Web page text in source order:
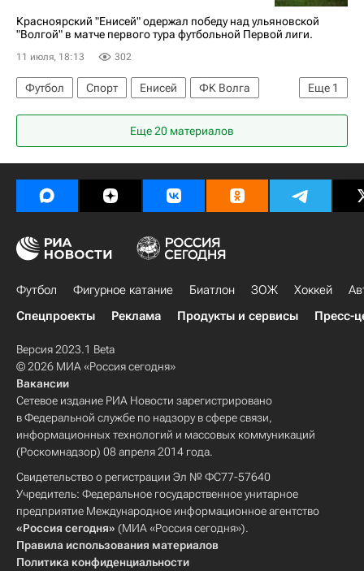
Красноярский "Енисей" одержал победу над ульяновской
"Волгой" в матче первого тура футбольной Первой лиги.
11 июля, 18:13 302
Еще 1
Футбол Спорт Енисей
ФК Волга
Первая лига
Еще 20 материалов
Футбол Фигурное катание Биатлон ЗОЖ Хоккей
Спецпроекты
Реклама Продукты и сервисы Пресс-
Версия 2023.1 Beta
© 2026 МИА «Россия сегодня»
Вакансии
Сетевое издание РИА Новости зарегистрировано
в Федеральной службе по надзору в сфере связи,
информационных технологий и массовых коммуникаций
(Роскомнадзор) 08 апреля 2014 года.
Свидетельство о регистрации Эл № ФС77-57640
Учредитель: Федеральное государственное унитарное
предприятие Международное информационное агентство
«Россия сегодня» (МИА «Россия сегодня»).
Правила использования материалов
Политика конфиденциальности